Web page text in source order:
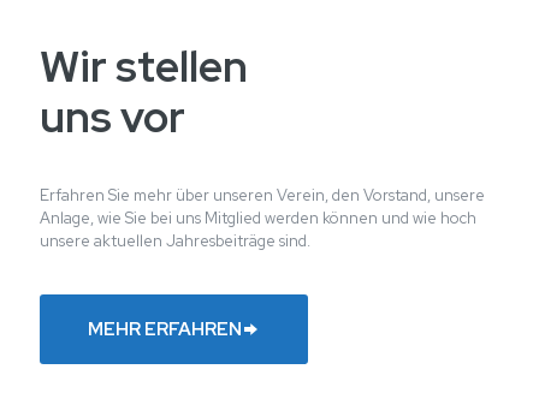
Wir stellen
uns vor
Erfahren Sie mehr über unseren Verein, den Vorstand, unsere
Anlage, wie Sie bei uns Mitglied werden können und wie hoch
unsere aktuellen Jahresbeiträge sind.
MEHR ERFAHREN